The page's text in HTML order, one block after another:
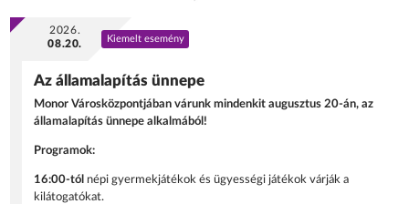
2026.
08.20.
Kiemelt esemény
Az államalapítás ünnepe
Monor Városközpontjában várunk mindenkit augusztus 20-án, az
államalapítás ünnepe alkalmából!
Programok:
16:00-tól népi gyermekjátékok és ügyességi játékok várják a
kilátogatókat.